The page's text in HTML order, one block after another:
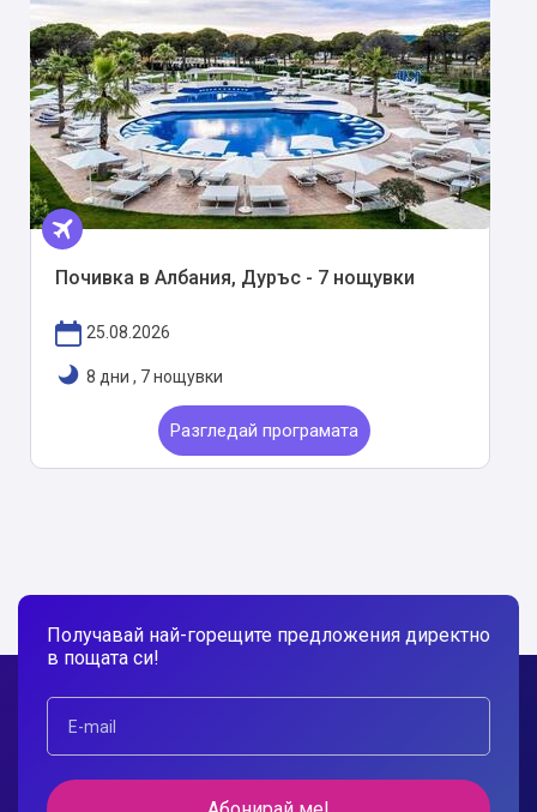
Почивка в Албания, Дуръс - 7 нощувки
25.08.2026
8 дни , 7 нощувки
Разгледай програмата
Получавай най-горещите предложения директно
в пощата си!